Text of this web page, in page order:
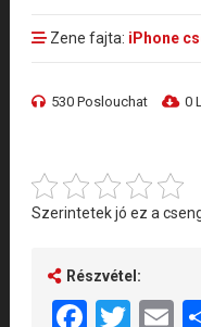
Zene fajta: iPhone
530 Poslouchat 0
Szerintetek jó ez a
Részvétel: